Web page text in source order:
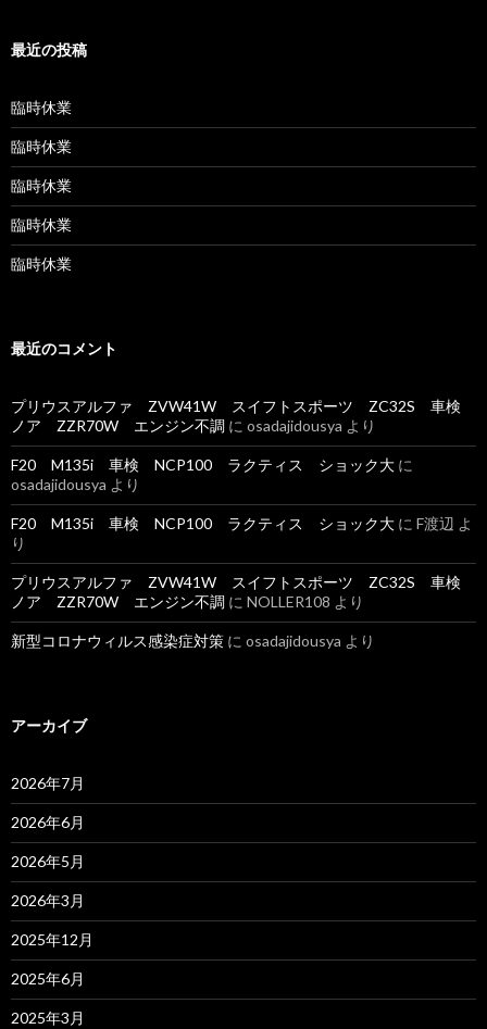
最近の投稿
臨時休業
臨時休業
臨時休業
臨時休業
臨時休業
最近のコメント
プリウスアルファ ZVW41W スイフトスポーツ ZC32S 車検
ノア ZZR70W エンジン不調 に osadajidousya より
F20 M135i 車検 NCP100 ラクティス ショック大 に
osadajidousya より
F20 M135i 車検 NCP100 ラクティス ショック大 に F渡辺 よ
り
プリウスアルファ ZVW41W スイフトスポーツ ZC32S 車検
ノア ZZR70W エンジン不調 に NOLLER108 より
新型コロナウィルス感染症対策 に osadajidousya より
アーカイブ
2026年7月
2026年6月
2026年5月
2026年3月
2025年12月
2025年6月
2025年3月